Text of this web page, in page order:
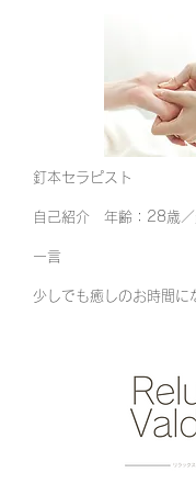
釘本セラピスト
自己紹介 年齢：28歳／
​一言
少しでも癒しのお時間に